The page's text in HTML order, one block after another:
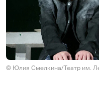
© Юлия Смелкина/Театр им.